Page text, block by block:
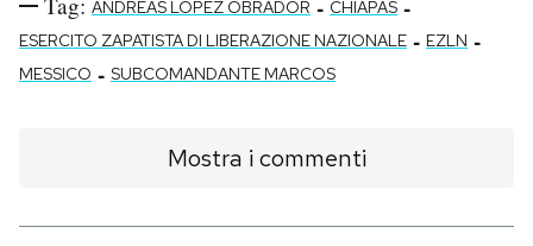
ANDREAS LOPEZ OBRADOR - CHIAPAS -
ESERCITO ZAPATISTA DI LIBERAZIONE NAZIONALE - EZLN -
MESSICO - SUBCOMANDANTE MARCOS
Mostra i commenti